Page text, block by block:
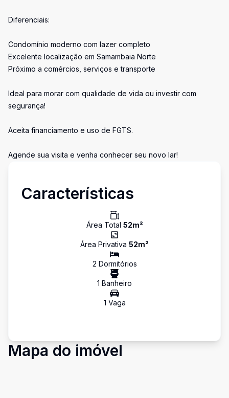
Diferenciais:
Condomínio moderno com lazer completo
Excelente localização em Samambaia Norte
Próximo a comércios, serviços e transporte
Ideal para morar com qualidade de vida ou investir com
segurança!
Aceita financiamento e uso de FGTS.
Agende sua visita e venha conhecer seu novo lar!
Características
Área Total 52m²
Área Privativa 52m²
2 Dormitórios
1 Banheiro
1 Vaga
Mapa do imóvel